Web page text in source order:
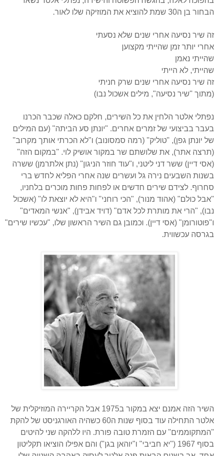
הבחור בן ה30 שמת להוציא את המוזיקה שלו לאור.
זה שיר נסיעה אחרי שנים שלא נסעתי
אחרי יותר זמן שהייתי מקצוען
שהייתי נאמן
שהייתי, לא הייתי
זה שיר נסיעה אחרי שנים שרק חניתי
(מתוך "שיר נסיעה", מילים אשכול נבו)
נפתלי אלטר הלחין את כל השירים, חלקם כאלה שכבר הכרנו
בעבר בביצועי של זמרים אחרים. "יונתן סע הביתה" (עם המילים
של יונתן גפן), "טוליק" (רמה סמסונוב) ו"לא הכרתי אותך מקרוב"
(תרצה אתר), את שלושתם שר במקור אושיק לוי. "במקום הזה"
(אסי דיין) ששר דני ליטני, ו"עוד חוזר הניגון" (נתן אלתרמן) ששרה
בשנות השבעים נירה גל ועשרים שנה אחרי הפליא לחדש ברי
סחרוף. לצידם שירים חדשים או לפחות פחות מוכרים בלחניו,
"אבל כולם" (אהוד מנור), "הכי רוחני" ו"היא לא יוצאת לו" (אשכול
נבו), "הרי את מותרת לכל אדם" (דויד אבידן), "אנשי המאדים"
ו"פוטורומן" (אסי דיין). וכמובן גם השיר הראשון שלו, "עכשיו שירים"
בגרסה עכשווית.
השיר הזה אמנם יצא במקור ב1975 אבל הקריירה המוזיקלית של
אלטר התחילה עוד בסוף שנות ה60 כשהיה האורגניסט של להקת
"המתקוממים" עם הזמרת טובה פורת. היו ללהקה שני להיטים
בסוף 1967 ("יא חביבי" ו"יוהאן בגן") והם אפילו הוציאו תקליטון